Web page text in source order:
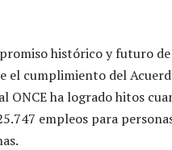
histórico y futuro
el cumplimiento del
ONCE ha logrado hitos
empleos para